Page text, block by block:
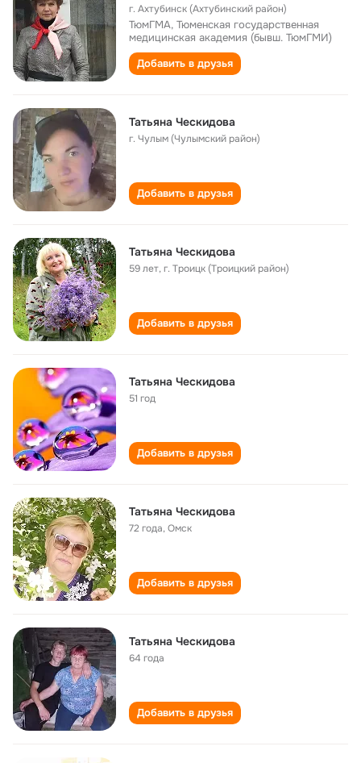
г. Ахтубинск (Ахтубинский район)
ТюмГМА, Тюменская государственная
медицинская академия (бывш. ТюмГМИ)
Добавить в друзья
Татьяна Ческидова
г. Чулым (Чулымский район)
Добавить в друзья
Татьяна Ческидова
59 лет,г. Троицк (Троицкий район)
Добавить в друзья
Татьяна Ческидова
51 год
Добавить в друзья
Татьяна Ческидова
72 года,Омск
Добавить в друзья
Татьяна Ческидова
64 года
Добавить в друзья